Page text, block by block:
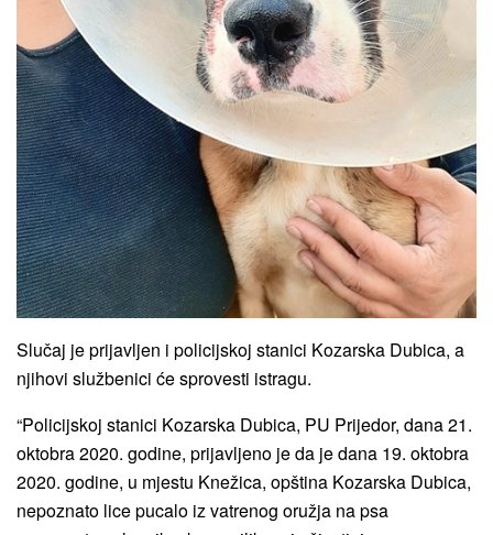
Slučaj je prijavljen i policijskoj stanici Kozarska Dubica, a
njihovi službenici će sprovesti istragu.
“Policijskoj stanici Kozarska Dubica, PU Prijedor, dana 21.
oktobra 2020. godine, prijavljeno je da je dana 19. oktobra
2020. godine, u mjestu Knežica, opština Kozarska Dubica,
nepoznato lice pucalo iz vatrenog oružja na psa